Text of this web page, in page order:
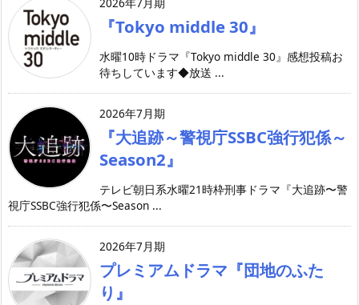
『Tokyo middle 30』
水曜10時ドラマ『Tokyo middle 30』感想投稿お
待ちしています◆放送 ...
2026年7月期
『大追跡～警視庁SSBC強行犯係～
Season2』
テレビ朝日系水曜21時枠刑事ドラマ『大追跡〜警
視庁SSBC強行犯係〜Season ...
2026年7月期
プレミアムドラマ『団地のふた
り』